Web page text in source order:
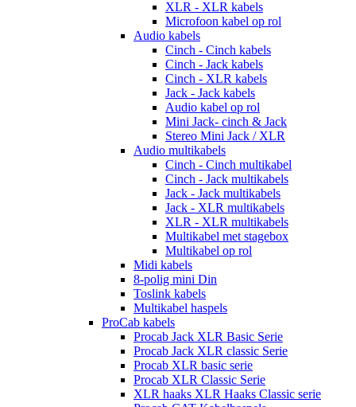
XLR - XLR kabels
Microfoon kabel op rol
Audio kabels
Cinch - Cinch kabels
Cinch - Jack kabels
Cinch - XLR kabels
Jack - Jack kabels
Audio kabel op rol
Mini Jack- cinch & Jack
Stereo Mini Jack / XLR
Audio multikabels
Cinch - Cinch multikabel
Cinch - Jack multikabels
Jack - Jack multikabels
Jack - XLR multikabels
XLR - XLR multikabels
Multikabel met stagebox
Multikabel op rol
Midi kabels
8-polig mini Din
Toslink kabels
Multikabel haspels
ProCab kabels
Procab Jack XLR Basic Serie
Procab Jack XLR classic Serie
Procab XLR basic serie
Procab XLR Classic Serie
XLR haaks XLR Haaks Classic serie